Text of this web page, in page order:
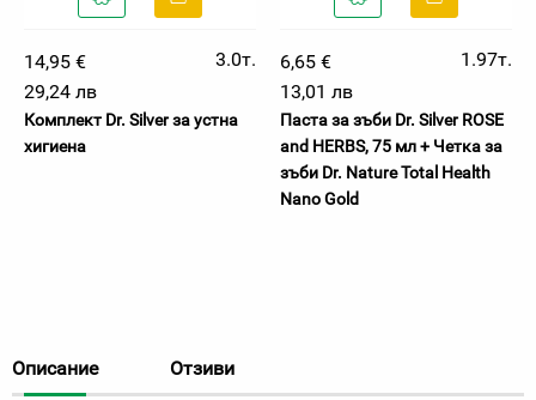
14,95 €
3.0т.
29,24 лв
Комплект Dr. Silver за устна
хигиена
6,65 €
1.97т.
13,01 лв
Паста за зъби Dr. Silver ROSE
and HERBS, 75 мл + Четка за
зъби Dr. Nature Total Health
Nano Gold
Описание Отзиви